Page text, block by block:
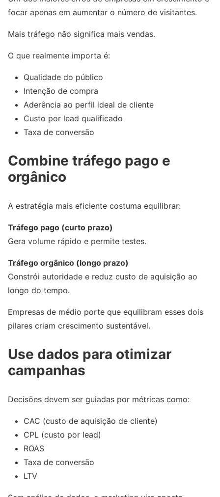
focar apenas em aumentar o número de visitantes.
Mais tráfego não significa mais vendas.
O que realmente importa é:
Qualidade do público
Intenção de compra
Aderência ao perfil ideal de cliente
Custo por lead qualificado
Taxa de conversão
Combine tráfego pago e
orgânico
A estratégia mais eficiente costuma equilibrar:
Tráfego pago (curto prazo)
Gera volume rápido e permite testes.
Tráfego orgânico (longo prazo)
Constrói autoridade e reduz custo de aquisição ao
longo do tempo.
Empresas de médio porte que equilibram esses dois
pilares criam crescimento sustentável.
Use dados para otimizar
campanhas
Decisões devem ser guiadas por métricas como:
CAC (custo de aquisição de cliente)
CPL (custo por lead)
ROAS
Taxa de conversão
LTV